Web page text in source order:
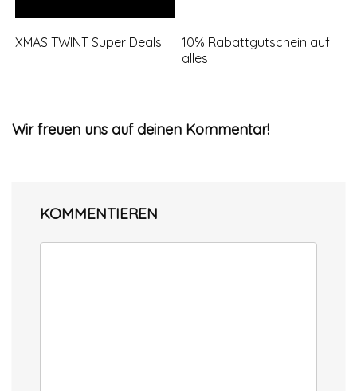
XMAS TWINT Super Deals
10% Rabattgutschein auf
alles
Wir freuen uns auf deinen Kommentar!
KOMMENTIEREN